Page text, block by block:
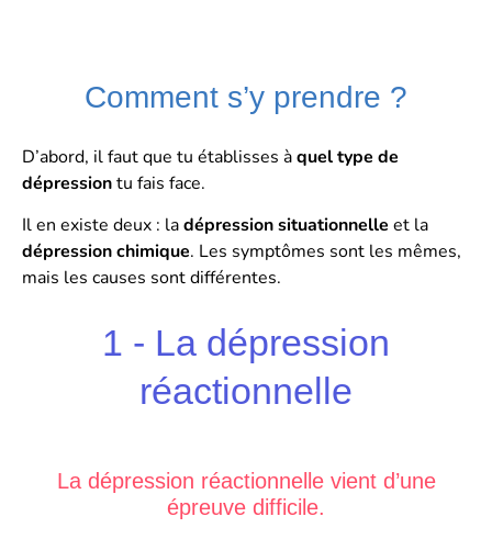
Comment s’y prendre ?
D’abord, il faut que tu établisses àquel type de
dépressiontu fais face.
Il en existe deux : ladépression situationnelle et la
dépression chimique. Les symptômes sont les mêmes,
mais les causes sont différentes.
1 - La dépression
réactionnelle
La dépression réactionnellevient d’une
épreuve difficile.